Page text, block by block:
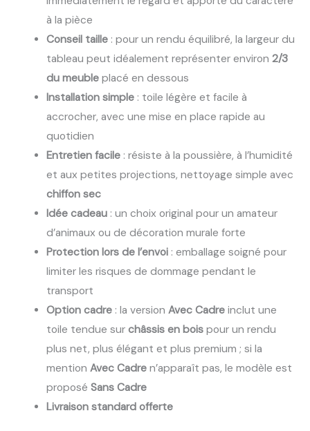
à la pièce
Conseil taille: pour un rendu équilibré, la largeur du
tableau peut idéalement représenter environ 2/3
du meubleplacé en dessous
Installation simple: toile légère et facile à
accrocher, avec une mise en place rapide au
quotidien
Entretien facile: résiste à la poussière, à l’humidité
et aux petites projections, nettoyage simple avec
chiffon sec
Idée cadeau: un choix original pour un amateur
d’animaux ou de décoration murale forte
Protection lors de l’envoi: emballage soigné pour
limiter les risques de dommage pendant le
transport
Option cadre: la version Avec Cadreinclut une
toile tendue sur châssis en boispour un rendu
plus net, plus élégant et plus premium ; si la
mention Avec Cadren’apparaît pas, le modèle est
proposé Sans Cadre
Livraison standard offerte